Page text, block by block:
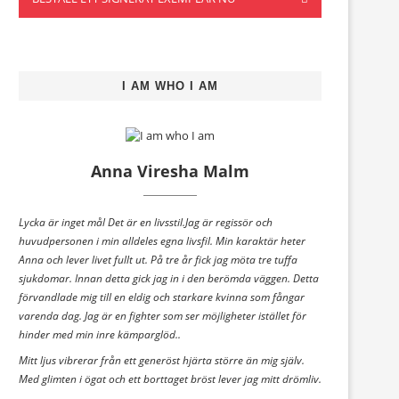
I AM WHO I AM
Anna Viresha Malm
Lycka är inget mål Det är en livsstil.Jag är regissör och
huvudpersonen i min alldeles egna livsfil. Min karaktär heter
Anna och lever livet fullt ut. På tre år fick jag möta tre tuffa
sjukdomar. Innan detta gick jag in i den berömda väggen. Detta
förvandlade mig till en eldig och starkare kvinna som fångar
varenda dag. Jag är en fighter som ser möjligheter istället för
hinder med min inre kämparglöd..
Mitt ljus vibrerar från ett generöst hjärta större än mig själv.
Med glimten i ögat och ett borttaget bröst lever jag mitt drömliv.